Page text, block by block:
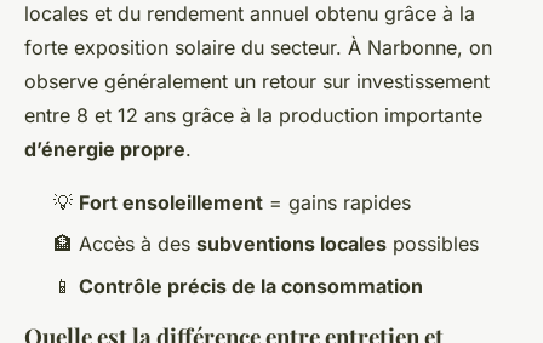
locales et du rendement annuel obtenu grâce à la
forte exposition solaire du secteur. À Narbonne, on
observe généralement un retour sur investissement
entre 8 et 12 ans grâce à la production importante
d’énergie propre.
💡 Fort ensoleillement = gains rapides
🏦 Accès à des subventions locales possibles
📱 Contrôle précis de la consommation
Quelle est la différence entre entretien et